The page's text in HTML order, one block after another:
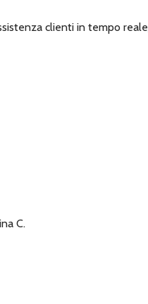
clienti in tempo reale
C.